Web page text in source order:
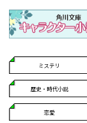
ミステリ
歴史・時代小説
恋愛